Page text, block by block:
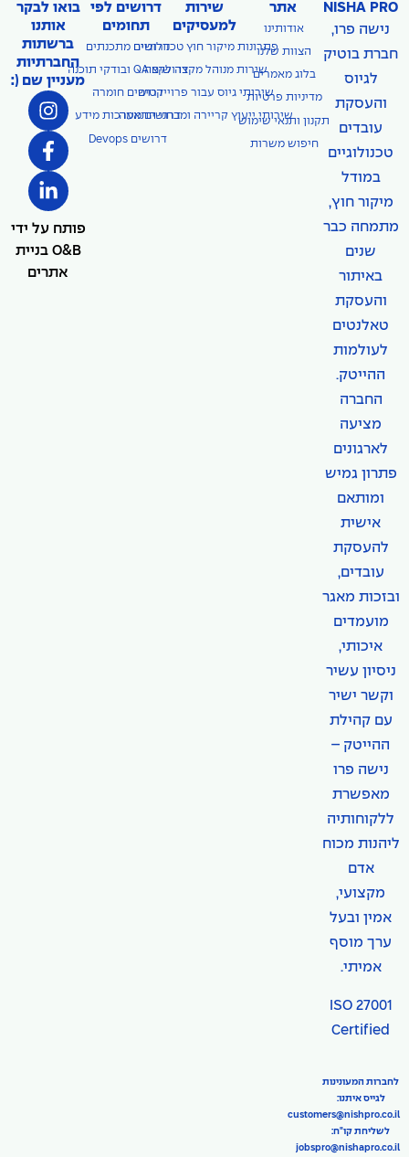
בואו לבקר
אותנו
ברשתות
החברתיות
מעניין שם (:
פותח על ידי
O&B בניית
אתרים
דרושים לפי
תחומים
דרושים מתכנתים
דרושים QA ובודקי תוכנה
דרושים חומרה
דרושים מערכות מידע
דרושים Devops
שירות
למעסיקים
פתרונות מיקור חוץ טכנולוגיים
שירות מנוהל מקצה לקצה
שירותי גיוס עבור פרוייקטים
שירותי ייעוץ קריירה ומבחני התאמה
אתר
אודותינו
הצוות שלנו
בלוג מאמרים
מדיניות פרטיות
תקנון ותנאי שימוש
חיפוש משרות
NISHA PRO
נישה פרו,
חברת בוטיק
לגיוס
והעסקת
עובדים
טכנולוגיים
במודל
מיקור חוץ,
מתמחה כבר
שנים
באיתור
והעסקת
טאלנטים
לעולמות
ההייטק.
החברה
מציעה
לארגונים
פתרון גמיש
ומותאם
אישית
להעסקת
עובדים,
ובזכות מאגר
מועמדים
איכותי,
ניסיון עשיר
וקשר ישיר
עם קהילת
ההייטק –
נישה פרו
מאפשרת
ללקוחותיה
ליהנות מכוח
אדם
מקצועי,
אמין ובעל
ערך מוסף
אמיתי.
ISO 27001
Certified
לחברות המעונינות
לגייס איתנו:
customers@nishpro.co.il
לשליחת קו"ח:
jobspro@nishapro.co.il